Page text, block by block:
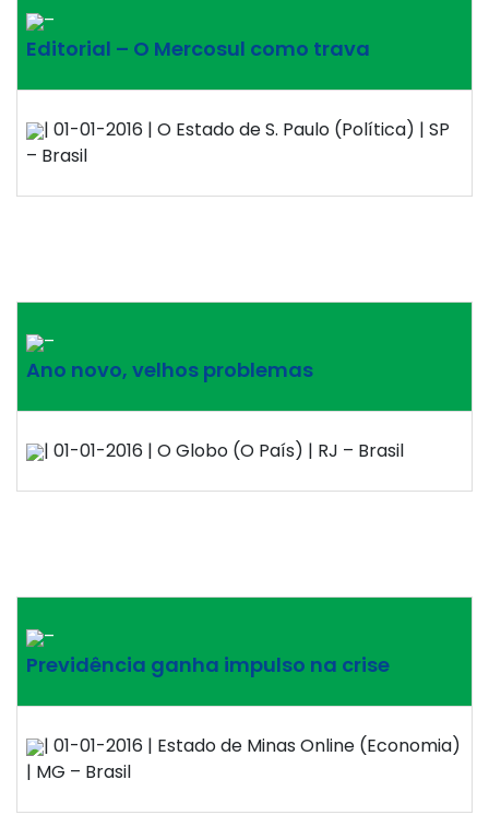
–
Editorial – O Mercosul como trava
| 01-01-2016 | O Estado de S. Paulo (Política) | SP
– Brasil
–
Ano novo, velhos problemas
| 01-01-2016 | O Globo (O País) | RJ – Brasil
–
Previdência ganha impulso na crise
| 01-01-2016 | Estado de Minas Online (Economia)
| MG – Brasil